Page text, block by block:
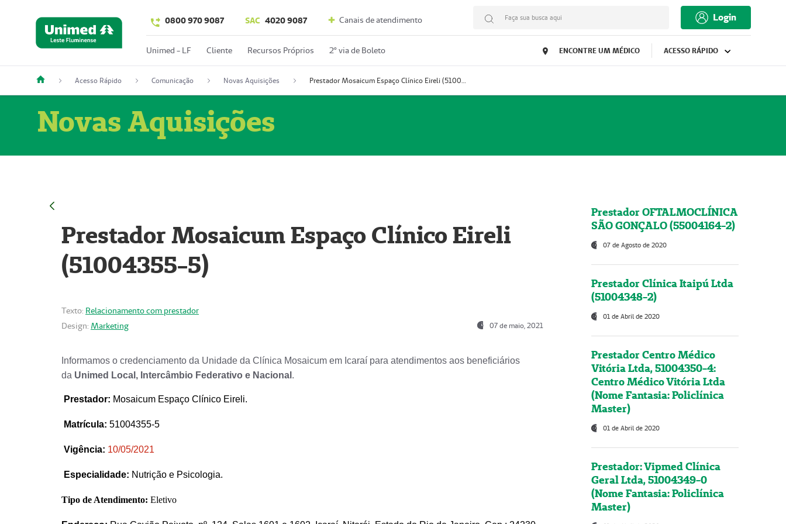
0800 970 9087 SAC 4020 9087 Canais de atendimento Faça sua busca aqui Login
Unimed - LF Cliente Recursos Próprios 2º via de Boleto ENCONTRE UM MÉDICO ACESSO RÁPIDO
Acesso Rápido Comunicação Novas Aquisições Prestador Mosaicum Espaço Clínico Eireli (51004355-5)
Novas Aquisições
Prestador Mosaicum Espaço Clínico Eireli
(51004355-5)
Texto: Relacionamento com prestador
Design: Marketing 07 de maio, 2021
Informamos o credenciamento da Unidade da Clínica Mosaicum em Icaraí para atendimentos aos beneficiários
da Unimed Local, Intercâmbio Federativo e Nacional .
Prestador: Mosaicum Espaço Clínico Eireli.
Matrícula: 51004355-5
Vigência: 10/05/2021
Especialidade: Nutrição e Psicologia.
Tipo de Atendimento: Eletivo
Prestador OFTALMOCLÍNICA
SÃO GONÇALO (55004164-2)
07 de Agosto de 2020
Prestador Clínica Itaipú Ltda
(51004348-2)
01 de Abril de 2020
Prestador Centro Médico
Vitória Ltda, 51004350-4:
Centro Médico Vitória Ltda
(Nome Fantasia: Policlínica
Master)
01 de Abril de 2020
Prestador: Vipmed Clínica
Geral Ltda, 51004349-0
(Nome Fantasia: Policlínica
Master)